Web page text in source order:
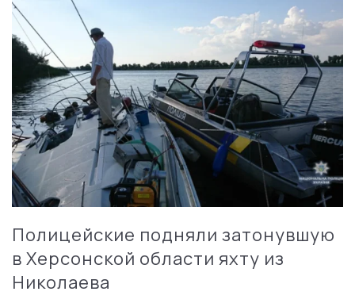
Полицейские подняли затонувшую
в Херсонской области яхту из
Николаева